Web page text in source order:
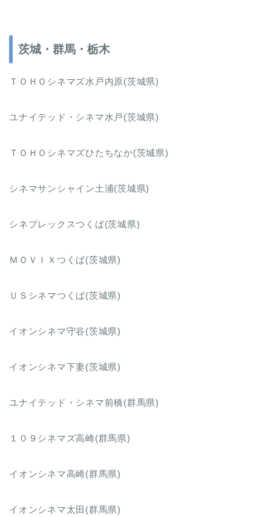
茨城・群馬・栃木
ＴＯＨＯシネマズ水戸内原(茨城県)
ユナイテッド・シネマ水戸(茨城県)
ＴＯＨＯシネマズひたちなか(茨城県)
シネマサンシャイン土浦(茨城県)
シネプレックスつくば(茨城県)
ＭＯＶＩＸつくば(茨城県)
ＵＳシネマつくば(茨城県)
イオンシネマ守谷(茨城県)
イオンシネマ下妻(茨城県)
ユナイテッド・シネマ前橋(群馬県)
１０９シネマズ高崎(群馬県)
イオンシネマ高崎(群馬県)
イオンシネマ太田(群馬県)